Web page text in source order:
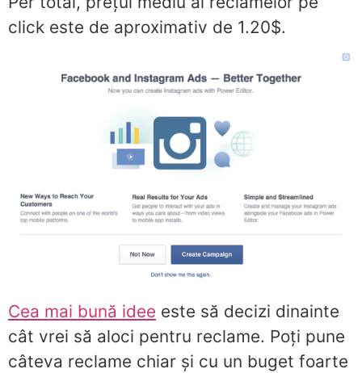
click este de aproximativ de 1.20$.
Cea mai bună idee este să decizi dinainte
cât vrei să aloci pentru reclame. Poți pune
câteva reclame chiar și cu un buget foarte